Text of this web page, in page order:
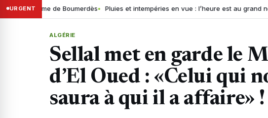
URGENTde Boumerdès Pluies et intempéries en vue : l’heure est au grand
ALGÉRIE
Sellal met en garde le
d’El Oued : «Celui qui
saura à qui il a affaire» !